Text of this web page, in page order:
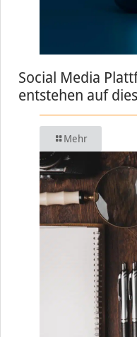
Social Media
entstehen auf
Mehr